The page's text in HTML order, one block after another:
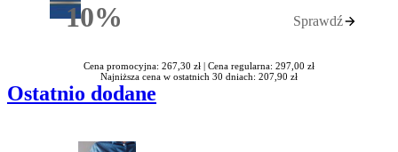
10%Rabatu Sprawdź
Cena promocyjna: 267,30 zł | Cena regularna: 297,00 zł
Najniższa cena w ostatnich 30 dniach: 207,90 zł
Ostatnio dodane